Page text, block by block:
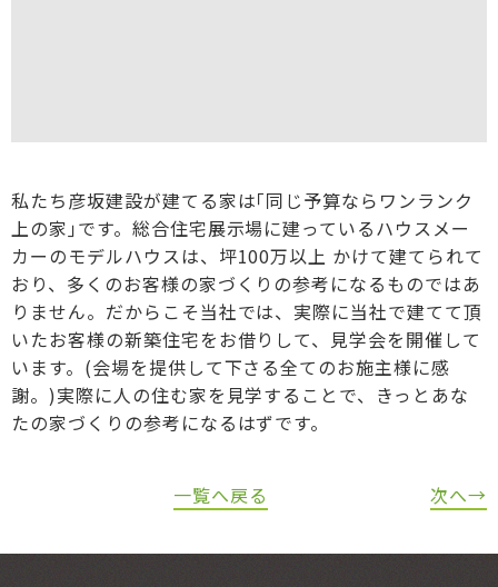
私たち彦坂建設が建てる家は｢同じ予算ならワンランク
上の家｣です。総合住宅展示場に建っているハウスメー
カーのモデルハウスは、坪100万以上 かけて建てられて
おり、多くのお客様の家づくりの参考になるものではあ
りません。だからこそ当社では、実際に当社で建てて頂
いたお客様の新築住宅をお借りして、見学会を開催して
います。(会場を提供して下さる全てのお施主様に感
謝。)実際に人の住む家を見学することで、きっとあな
たの家づくりの参考になるはずです。
一覧へ戻る 次へ→